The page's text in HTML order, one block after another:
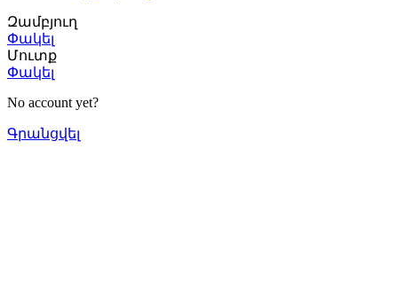
Զամբյուղ
Փակել
Մուտք
Փակել
No account yet?
Գրանցվել